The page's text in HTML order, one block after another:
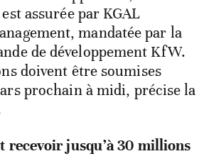
assurée par KGAL
mandatée par la
de développement KfW.
doivent être soumises
prochain à midi, précise la
recevoir jusqu’à 30 millions